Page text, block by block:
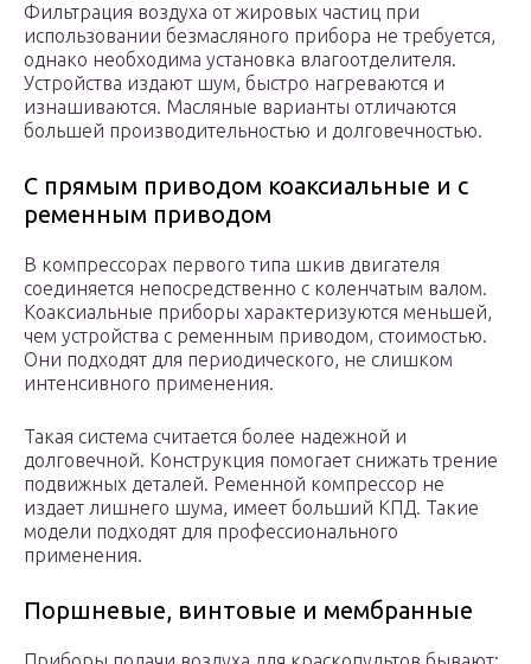
Фильтрация воздуха от жировых частиц при
использовании безмасляного прибора не требуется,
однако необходима установка влагоотделителя.
Устройства издают шум, быстро нагреваются и
изнашиваются. Масляные варианты отличаются
большей производительностью и долговечностью.
С прямым приводом коаксиальные и с
ременным приводом
В компрессорах первого типа шкив двигателя
соединяется непосредственно с коленчатым валом.
Коаксиальные приборы характеризуются меньшей,
чем устройства с ременным приводом, стоимостью.
Они подходят для периодического, не слишком
интенсивного применения.
Такая система считается более надежной и
долговечной. Конструкция помогает снижать трение
подвижных деталей. Ременной компрессор не
издает лишнего шума, имеет больший КПД. Такие
модели подходят для профессионального
применения.
Поршневые, винтовые и мембранные